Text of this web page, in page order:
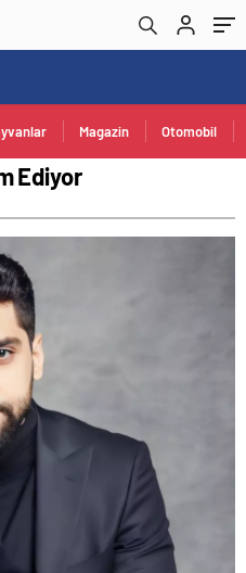
Magazin Otomobil
Ediyor